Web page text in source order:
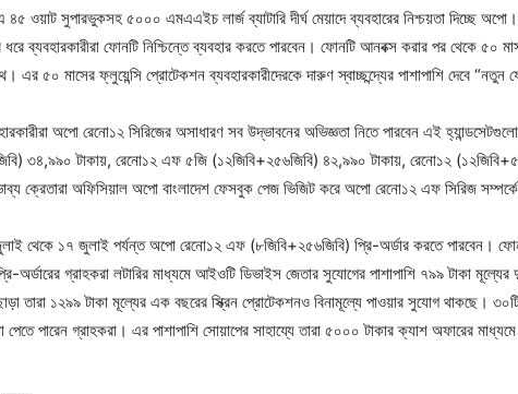
ওয়াট সুপারভুকসহ ৫০০০ এমএএইচ লার্জ ব্যাটারি দীর্ঘ মেয়াদে ব্যবহারের নিশ্চয়তা দিচ্ছে অপো।
ধরে ব্যবহারকারীরা ফোনটি নিশ্চিন্তে ব্যবহার করতে পারবেন। ফোনটি আনবক্স করার পর থেকে ৫০
এর ৫০ মাসের ফ্লুয়েন্সি প্রোটেকশন ব্যবহারকারীদেরকে দারুণ স্বাচ্ছন্দ্যের পাশাপাশি দেবে
অপো রেনো১২ সিরিজের অসাধারণ সব উদ্ভাবনের অভিজ্ঞতা নিতে পারবেন এই
৩৪,৯৯০ টাকায়, রেনো১২ এফ ৫জি (১২জিবি+২৫৬জিবি) ৪২,৯৯০ টাকায়, রেনো১২
ক্রেতারা অফিসিয়াল অপো বাংলাদেশ ফেসবুক পেজ ভিজিট করে অপো রেনো১২ এফ সিরিজ সম্পর্কে
থেকে ১৭ জুলাই পর্যন্ত অপো রেনো১২ এফ (৮জিবি+২৫৬জিবি) প্রি-অর্ডার করতে পারবেন।
অর্ডারের গ্রাহকরা লটারির মাধ্যমে আইওটি ডিভাইস জেতার সুযোগের পাশাপাশি ৭৯৯ টাকা মূল্যের
তারা ১২৯৯ টাকা মূল্যের এক বছরের স্ক্রিন প্রোটেকশনও বিনামূল্যে পাওয়ার সুযোগ থাকছে।
পারেন গ্রাহকরা। এর পাশাপাশি সোয়াপের সাহায্যে তারা ৫০০০ টাকার ক্যাশ অফারের